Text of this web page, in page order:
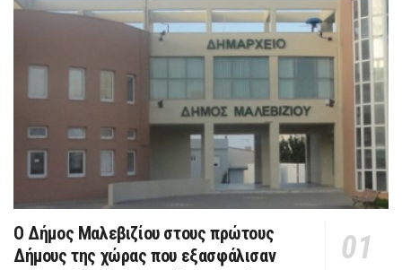
Ο Δήμος Μαλεβιζίου στους πρώτους
Δήμους της χώρας που εξασφάλισαν